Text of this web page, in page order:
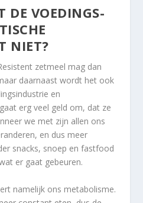
DE VOEDINGS-
NIET?
zetmeel mag dan
daarnaast wordt het ook
en
erg veel geld om, dat ze
we met zijn allen ons
en dus meer
snacks, snoep en fastfood
er gaat gebeuren.
namelijk ons metabolisme.